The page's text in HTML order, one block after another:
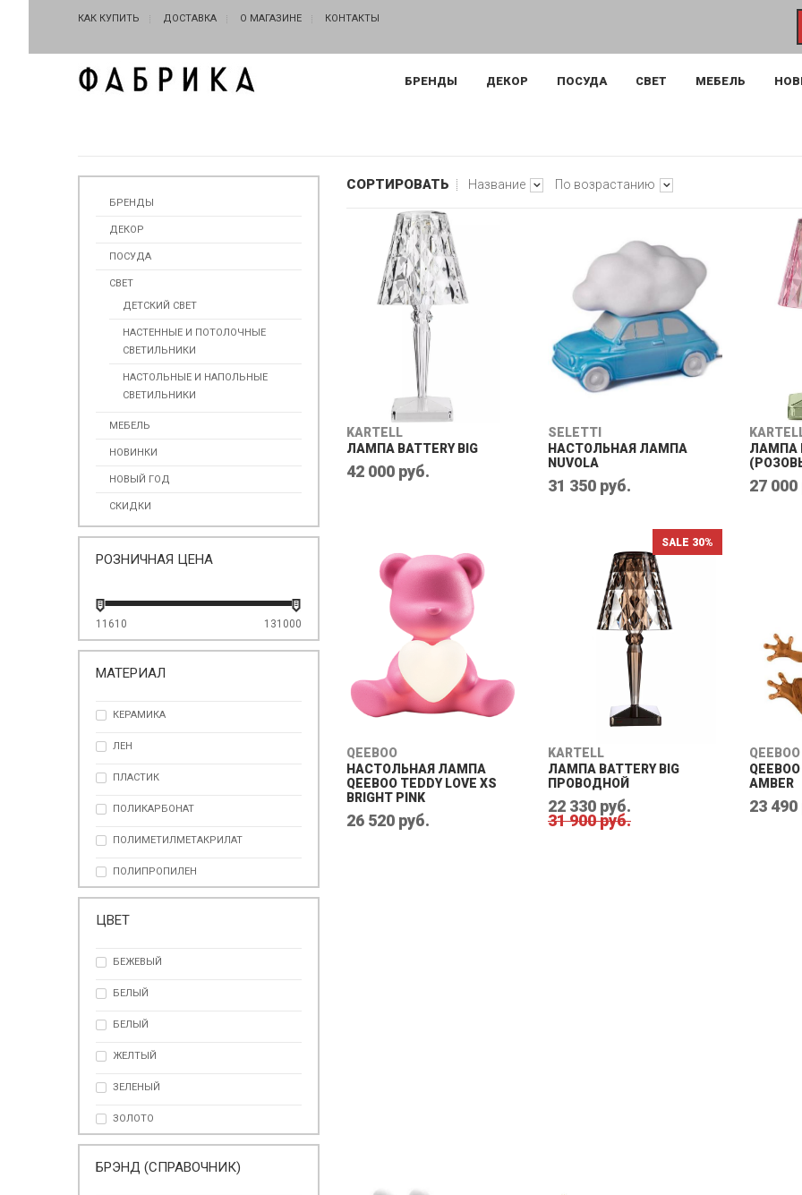
КАК КУПИТЬ ДОСТАВКА О МАГАЗИНЕ КОНТАКТЫ
БРЕНДЫ ДЕКОР ПОСУДА СВЕТ МЕБЕЛЬ
БРЕНДЫ
ДЕКОР
ПОСУДА
СВЕТ
ДЕТСКИЙ СВЕТ
НАСТЕННЫЕ И ПОТОЛОЧНЫЕ
СВЕТИЛЬНИКИ
НАСТОЛЬНЫЕ И НАПОЛЬНЫЕ
СВЕТИЛЬНИКИ
МЕБЕЛЬ
НОВИНКИ
НОВЫЙ ГОД
СКИДКИ
РОЗНИЧНАЯ ЦЕНА
11610 131000
МАТЕРИАЛ
КЕРАМИКА
ЛЕН
ПЛАСТИК
ПОЛИКАРБОНАТ
ПОЛИМЕТИЛМЕТАКРИЛАТ
ПОЛИПРОПИЛЕН
ПОЛИСТОУН
СТЕКЛО
ФАРФОР
ЦВЕТ
БЕЖЕВЫЙ
БЕЛЫЙ
БЕЛЫЙ
ЖЕЛТЫЙ
ЗЕЛЕНЫЙ
ЗОЛОТО
ЗОЛОТОЙ
БРЭНД (СПРАВОЧНИК)
СОРТИРОВАТЬ Название По возрастанию
KARTELL
ЛАМПА BATTERY BIG
42 000 руб.
SELETTI
НАСТОЛЬНАЯ ЛАМПА
NUVOLA
31 350 руб.
ЛАМПА
27 000
QEEBOO
НАСТОЛЬНАЯ ЛАМПА
QEEBOO TEDDY LOVE XS
BRIGHT PINK
26 520 руб.
SALE 30%
KARTELL
ЛАМПА BATTERY BIG
ПРОВОДНОЙ
22 330 руб.
31 900 руб.
QEEBOO
AMBER
23 490